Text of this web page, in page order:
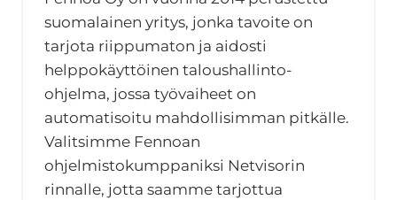
suomalainen yritys, jonka tavoite on
tarjota riippumaton ja aidosti
helppokäyttöinen taloushallinto-
ohjelma, jossa työvaiheet on
automatisoitu mahdollisimman pitkälle.
Valitsimme Fennoan
ohjelmistokumppaniksi Netvisorin
rinnalle, jotta saamme tarjottua